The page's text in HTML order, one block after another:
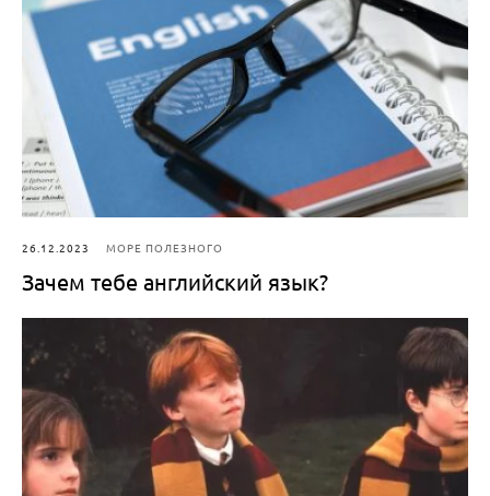
26.12.2023 МОРЕ ПОЛЕЗНОГО
Зачем тебе английский язык?